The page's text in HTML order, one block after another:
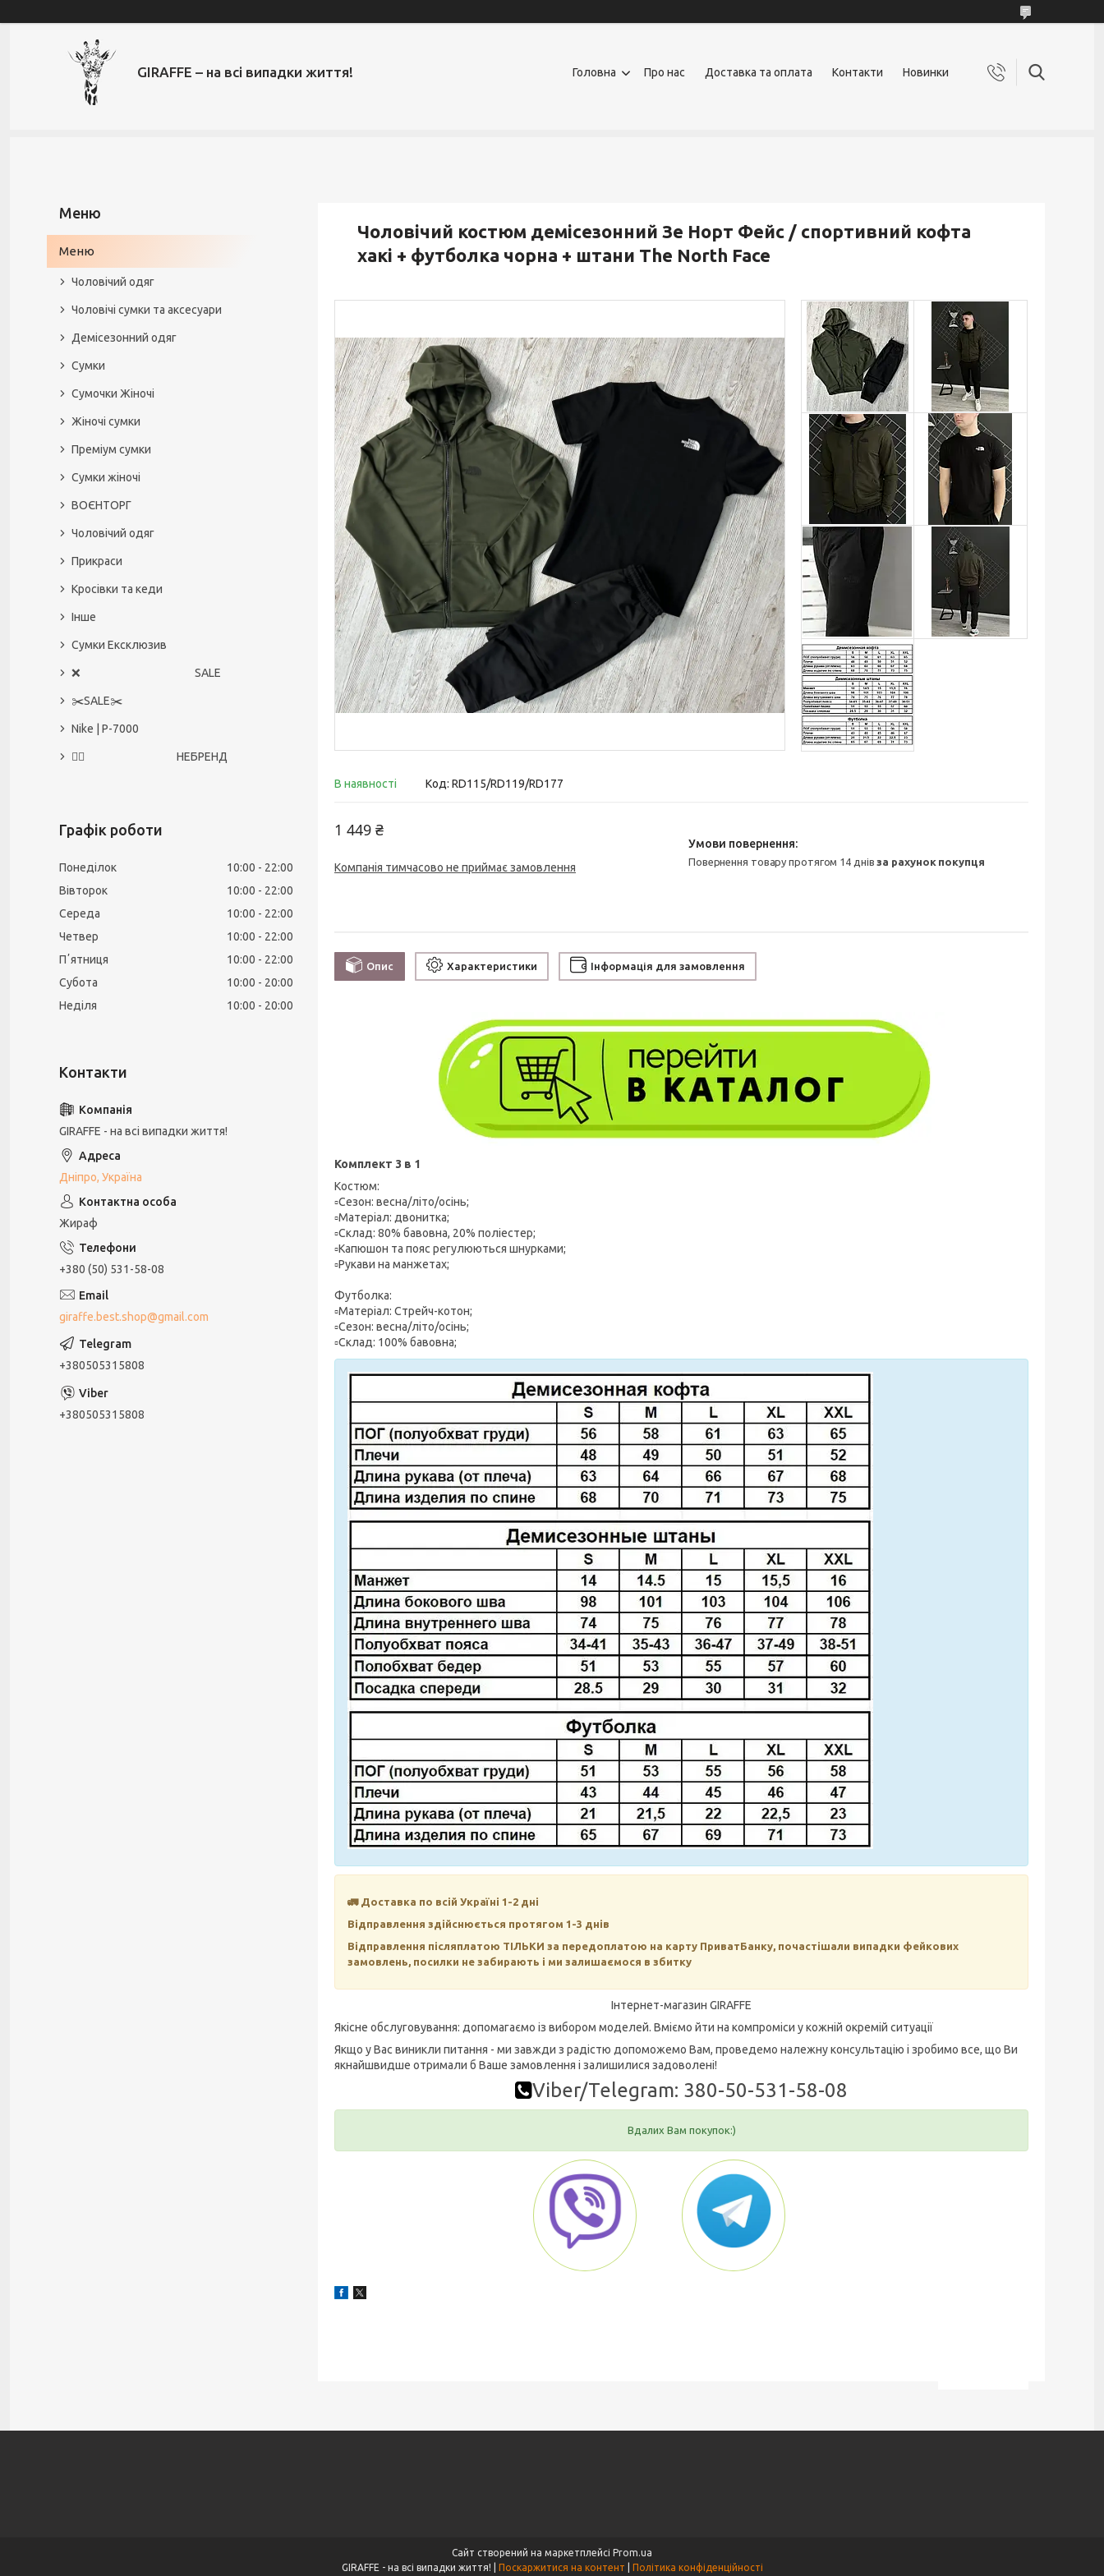
GIRAFFE – на всі випадки життя! Головна Про нас Доставка та оплата Контакти Новинки
Чоловічий костюм демісезонний Зе Норт Фейс / спортивний кофта
хакі + футболка чорна + штани The North Face
В наявності Код: RD115/RD119/RD177
1 449 ₴
Компанія тимчасово не приймає замовлення повернення товару протягом 14 днівза рахунок покупця
Опис Характеристики Інформація для замовлення
Комплект 3 в 1
Костюм:
▫️Сезон: весна/літо/осінь;
▫️Матеріал: двонитка;
▫️Склад: 80% бавовна, 20% поліестер;
▫️Капюшон та пояс регулюються шнурками;
▫️Рукави на манжетах;
Футболка:
▫️Матеріал: Стрейч-котон;
▫️Сезон: весна/літо/осінь;
▫️Склад: 100% бавовна;
🚛 Доставка по всій Україні 1-2 дні
Відправлення здійснюється протягом 1-3 днів
Відправлення післяплатою ТІЛЬКИ за передоплатою на карту ПриватБанку, почастішали випадки фейкових
замовлень, посилки не забирають і ми залишаємося в збитку
Інтернет-магазин GIRAFFE
Якісне обслуговування: допомагаємо із вибором моделей. Вміємо йти на компроміси у кожній окремій ситуації
Якщо у Вас виникли питання - ми завжди з радістю допоможемо Вам, проведемо належну консультацію і зробимо все, що Ви
якнайшвидше отримали б Ваше замовлення і залишилися задоволені!
Viber/Telegram: 380-50-531-58-08
Вдалих Вам покупок:)
Меню
Чоловічий одяг
Чоловічі сумки та аксесуари
Демісезонний одяг
Сумки
Сумочки Жіночі
Жіночі сумки
Преміум сумки
Сумки жіночі
ВОЄНТОРГ
Чоловічий одяг
Прикраси
Кросівки та кеди
Інше
Сумки Ексклюзив
❌ SALE
✂️SALE✂️
Nike | P-7000
🙅‍♀️ НЕБРЕНД
Графік роботи
Понеділок 10:00
22:00
Вівторок
10:00
22:00
Середа
10:00
22:00
Четвер
10:00
22:00
Пʼятниця
10:00
22:00
Субота
10:00
20:00
Неділя
10:00 20:00
GIRAFFE - на всі випадки життя!
Дніпро, Україна
Жираф
+380 (50) 531-58-08
giraffe.best.shop@gmail.com
+380505315808
+380505315808
Сайт створений на маркетплейсі Prom.ua
Поскаржитися на контент Політика конфіденційності